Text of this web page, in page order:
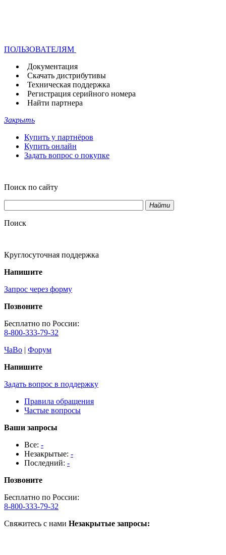
ПОЛЬЗОВАТЕЛЯМ
Документация
Скачать дистрибутивы
Техническая поддержка
Регистрация серийного номера
Найти партнера
Закрыть
Купить у партнёров
Купить онлайн
Задать вопрос о покупке
Поиск по сайту
Найти
Поиск
Круглосуточная поддержка
Напишите
Запрос через форму
Позвоните
Бесплатно по России:
8-800-333-79-32
ЧаВо | Форум
Напишите
Задать вопрос в поддержку
Правила обращения
Частые вопросы
Ваши запросы
Все: -
Незакрытые: -
Последний: -
Позвоните
Бесплатно по России:
8-800-333-79-32
Свяжитесь с нами Незакрытые запросы: